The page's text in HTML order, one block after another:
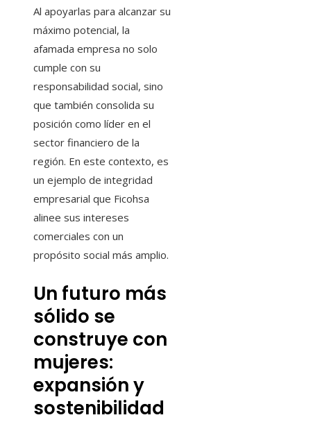
Al apoyarlas para alcanzar su
máximo potencial, la
afamada empresa no solo
cumple con su
responsabilidad social, sino
que también consolida su
posición como líder en el
sector financiero de la
región. En este contexto, es
un ejemplo de integridad
empresarial que Ficohsa
alinee sus intereses
comerciales con un
propósito social más amplio.
Un futuro más
sólido se
construye con
mujeres:
expansión y
sostenibilidad